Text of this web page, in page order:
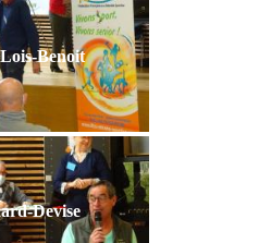
Benoit
Devise